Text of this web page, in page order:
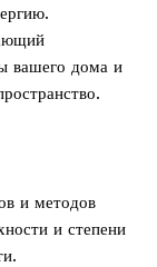
вашего дома и
и методов
и степени